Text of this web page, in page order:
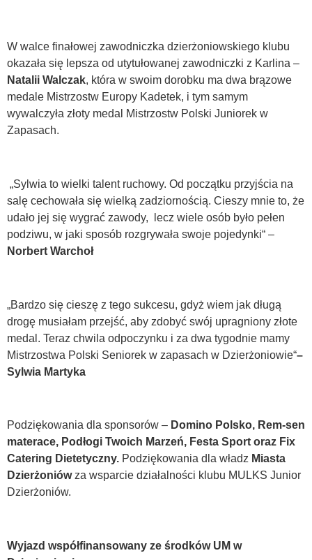
W walce finałowej zawodniczka dzierżoniowskiego klubu
okazała się lepsza od utytułowanej zawodniczki z Karlina –
Natalii Walczak, która w swoim dorobku ma dwa brązowe
medale Mistrzostw Europy Kadetek, i tym samym
wywalczyła złoty medal Mistrzostw Polski Juniorek w
Zapasach.
„Sylwia to wielki talent ruchowy. Od początku przyjścia na
salę cechowała się wielką zadziornością. Cieszy mnie to, że
udało jej się wygrać zawody, lecz wiele osób było pełen
podziwu, w jaki sposób rozgrywała swoje pojedynki“ –
Norbert Warchoł
„Bardzo się cieszę z tego sukcesu, gdyż wiem jak długą
drogę musiałam przejść, aby zdobyć swój upragniony złote
medal. Teraz chwila odpoczynku i za dwa tygodnie mamy
Mistrzostwa Polski Seniorek w zapasach w Dzierżoniowie“–
Sylwia Martyka
Podziękowania dla sponsorów – Domino Polsko, Rem-sen
materace, Podłogi Twoich Marzeń, Festa Sport oraz Fix
Catering Dietetyczny. Podziękowania dla władz Miasta
Dzierżoniówza wsparcie działalności klubu MULKS Junior
Dzierżoniów.
Wyjazd współfinansowany ze środków UM w